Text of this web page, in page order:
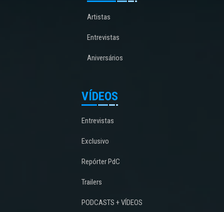
Artistas
Entrevistas
Aniversários
VÍDEOS
Entrevistas
Exclusivo
Repórter PdC
Trailers
PODCASTS + VÍDEOS